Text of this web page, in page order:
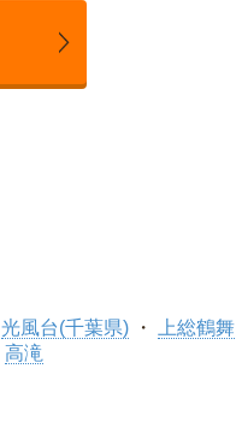
光風台(千葉県)
上総鶴舞
高滝